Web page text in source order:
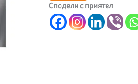
Сподели с приятел